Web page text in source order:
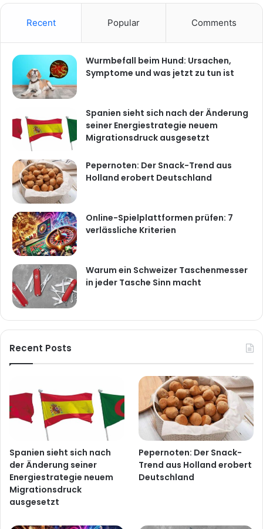
Recent Popular Comments
Wurmbefall beim Hund: Ursachen,
Symptome und was jetzt zu tun ist
Spanien sieht sich nach der Änderung
seiner Energiestrategie neuem
Migrationsdruck ausgesetzt
Pepernoten: Der Snack-Trend aus
Holland erobert Deutschland
Online-Spielplattformen prüfen: 7
verlässliche Kriterien
Warum ein Schweizer Taschenmesser
in jeder Tasche Sinn macht
Recent Posts
Spanien sieht sich nach
der Änderung seiner
Energiestrategie neuem
Migrationsdruck
ausgesetzt
Pepernoten: Der Snack-
Trend aus Holland erobert
Deutschland